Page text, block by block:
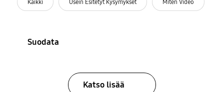
Kaikki Usein Esitetyt Kysymykset Miten Video
Suodata
Katso lisää